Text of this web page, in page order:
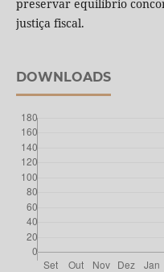
preservar equilíbrio
justiça fiscal.
DOWNLOADS